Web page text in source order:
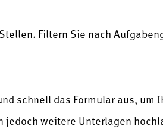
Filtern Sie nach
schnell das Formular aus, um
weitere Unterlagen